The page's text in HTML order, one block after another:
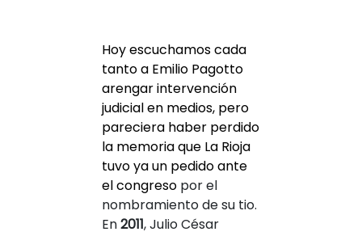
Hoy escuchamos cada
tanto a Emilio Pagotto
arengar intervención
judicial en medios, pero
pareciera haber perdido
la memoria que La Rioja
tuvo ya un pedido ante
el congreso por el
nombramiento de su tio.
En2011, Julio César